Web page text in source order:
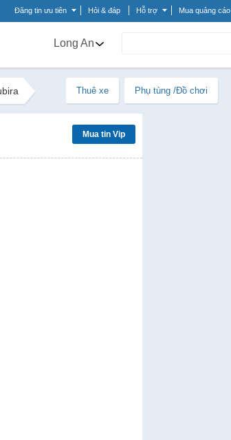
Đăng tin ưu tiên Hỏi & đáp Hỗ trợ Mua quảng cáo
Long An
Thuê xe Phụ tùng /Đồ chơi
Mua tin Vip